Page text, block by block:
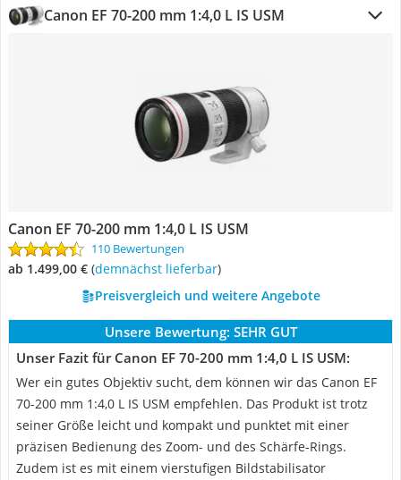
Canon EF 70-200 mm 1:4,0 L IS USM
Canon EF 70-200 mm 1:4,0 L IS USM
110 Bewertungen
ab 1.499,00 € ( Demnächst lieferbar)
Preisvergleich und weitere Angebote
Unsere Bewertung: SEHR GUT
Unser Fazit für Canon EF 70-200 mm 1:4,0 L IS USM:
Wer ein gutes Objektiv sucht, dem können wir das Canon EF
70-200 mm 1:4,0 L IS USM empfehlen. Das Produkt ist trotz
seiner Größe leicht und kompakt und punktet mit einer
präzisen Bedienung des Zoom- und des Schärfe-Rings.
Zudem ist es mit einem vierstufigen Bildstabilisator